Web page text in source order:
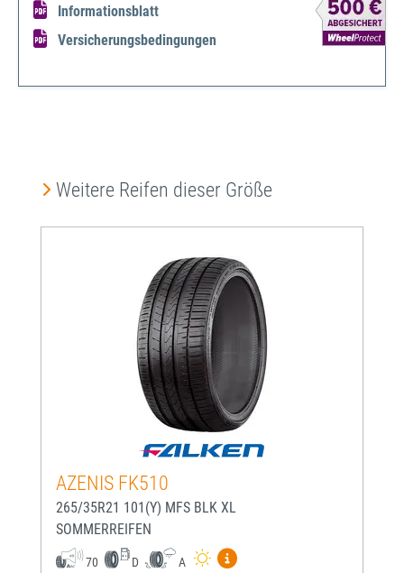
Informationsblatt
Versicherungsbedingungen
Produktgalerie überspringen
Weitere Reifen dieser Größe
AZENIS FK510
265/35R21 101(Y) MFS BLK XL
SOMMERREIFEN
70 D A
Mehr Informationen zum